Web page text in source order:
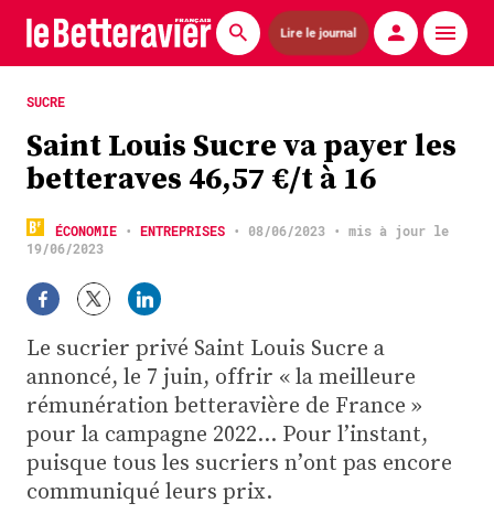
Lire le journal
Actualités
Économie
Agronomie
Matériels
La technique ITB
Pommes de terre
Guides pratiques
Chasse
Plus
SUCRE
Saint Louis Sucre va payer les
betteraves 46,57 €/t à 16
ÉCONOMIE • ENTREPRISES • 08/06/2023 • mis à jour le
19/06/2023
Le sucrier privé Saint Louis Sucre a
annoncé, le 7 juin, offrir « la meilleure
rémunération betteravière de France »
pour la campagne 2022… Pour l’instant,
puisque tous les sucriers n’ont pas encore
communiqué leurs prix.